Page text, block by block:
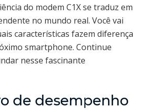
do modem C1X se traduz em
no mundo real. Você vai
características fazem diferença
smartphone. Continue
nesse fascinante
de desempenho